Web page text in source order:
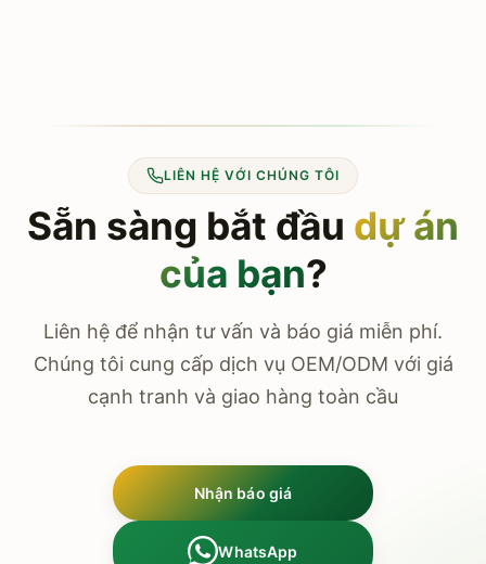
LIÊN HỆ VỚI CHÚNG TÔI
Sẵn sàng bắt đầu dự án
của bạn?
Liên hệ để nhận tư vấn và báo giá miễn phí.
Chúng tôi cung cấp dịch vụ OEM/ODM với giá
cạnh tranh và giao hàng toàn cầu
Nhận báo giá
WhatsApp